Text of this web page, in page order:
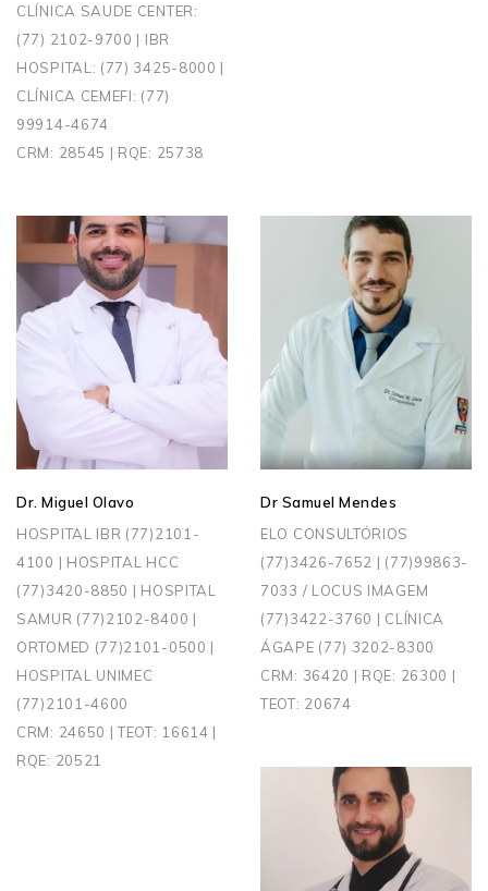
CLÍNICA SAUDE CENTER:
(77) 2102-9700 | IBR
HOSPITAL: (77) 3425-8000 |
CLÍNICA CEMEFI: (77)
99914-4674
CRM: 28545 | RQE: 25738
Dr. Miguel Olavo
HOSPITAL IBR (77)2101-
4100 | HOSPITAL HCC
(77)3420-8850 | HOSPITAL
SAMUR (77)2102-8400 |
ORTOMED (77)2101-0500 |
HOSPITAL UNIMEC
(77)2101-4600
CRM: 24650 | TEOT: 16614 |
RQE: 20521
Dr Samuel Mendes
ELO CONSULTÓRIOS
(77)3426-7652 | (77)99863-
7033 / LOCUS IMAGEM
(77)3422-3760 | CLÍNICA
ÁGAPE (77) 3202-8300
CRM: 36420 | RQE: 26300 |
TEOT: 20674